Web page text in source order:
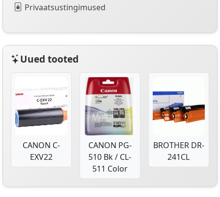
Privaatsustingimused
Uued tooted
CANON C-
EXV22
CANON PG-
510 Bk / CL-
511 Color
BROTHER DR-
241CL